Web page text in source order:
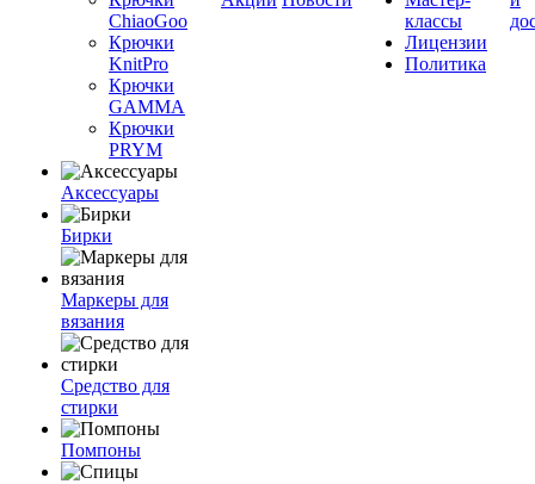
ChiaoGoo
Крючки
KnitPro
Крючки
GAMMA
Крючки
PRYM
Аксессуары
Бирки
Маркеры для
вязания
Средство для
стирки
Помпоны
классы
Лицензии
Политика